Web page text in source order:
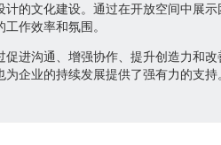
的文化建设。通过在开放空间中展
作效率和氛围。
促进沟通、增强协作、提升创造力和
企业的持续发展提供了强有力的支